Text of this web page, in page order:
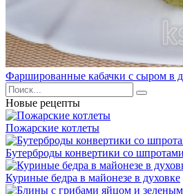
Фаршированные кабачки с сыром в
Новые рецепты
Пожарские котлеты
Бутерброды конвертики со шпротами
Куриные бедра в майонезе в духовке